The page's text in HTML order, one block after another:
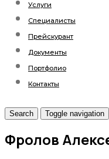
Услуги
Специалисты
Прейскурант
Документы
Портфолио
Контакты
Search Toggle navigation
Фролов